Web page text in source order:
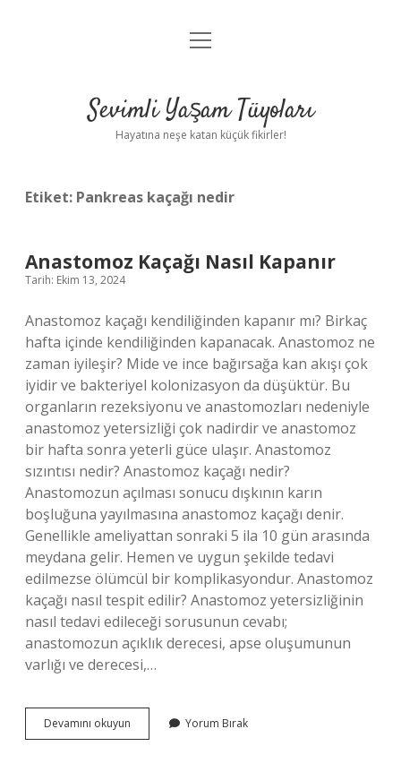
Anasayfa
Yasal Uyarı
menüyü
Sevimli Yaşam Tüyoları
Hayatına neşe katan küçük fikirler!
Etiket: Pankreas kaçağı nedir
Anastomoz Kaçağı Nasıl Kapanır
Tarih: Ekim 13, 2024
Anastomoz kaçağı kendiliğinden kapanır mı? Birkaç
hafta içinde kendiliğinden kapanacak. Anastomoz ne
zaman iyileşir? Mide ve ince bağırsağa kan akışı çok
iyidir ve bakteriyel kolonizasyon da düşüktür. Bu
organların rezeksiyonu ve anastomozları nedeniyle
anastomoz yetersizliği çok nadirdir ve anastomoz
bir hafta sonra yeterli güce ulaşır. Anastomoz
sızıntısı nedir? Anastomoz kaçağı nedir?
Anastomozun açılması sonucu dışkının karın
boşluğuna yayılmasına anastomoz kaçağı denir.
Genellikle ameliyattan sonraki 5 ila 10 gün arasında
meydana gelir. Hemen ve uygun şekilde tedavi
edilmezse ölümcül bir komplikasyondur. Anastomoz
kaçağı nasıl tespit edilir? Anastomoz yetersizliğinin
nasıl tedavi edileceği sorusunun cevabı;
anastomozun açıklık derecesi, apse oluşumunun
varlığı ve derecesi,…
Devamını okuyun Anastomoz
Kaçağı
Yorum Bırak